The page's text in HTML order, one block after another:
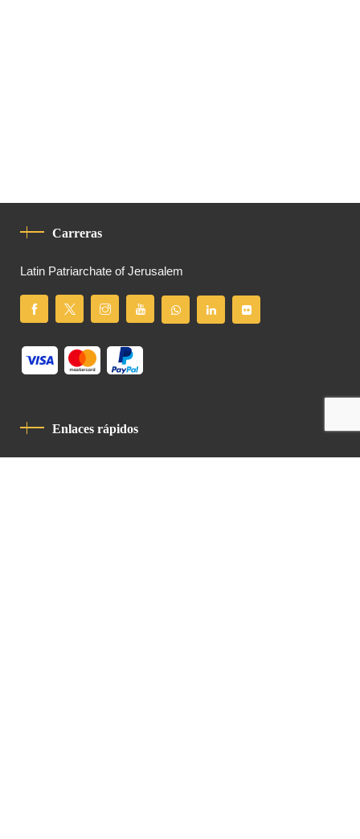
Carreras
Latin Patriarchate of Jerusalem
Enlaces rápidos